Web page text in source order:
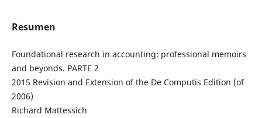
Resumen
Foundational research in accounting: professional memoirs
and beyonds. PARTE 2
2015 Revision and Extension of the De Computis Edition (of
2006)
Richard Mattessich